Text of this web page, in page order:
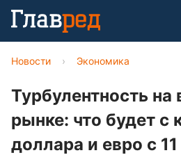
Новости › Экономика
Турбулентность
рынке: что будет с
доллара и евро с